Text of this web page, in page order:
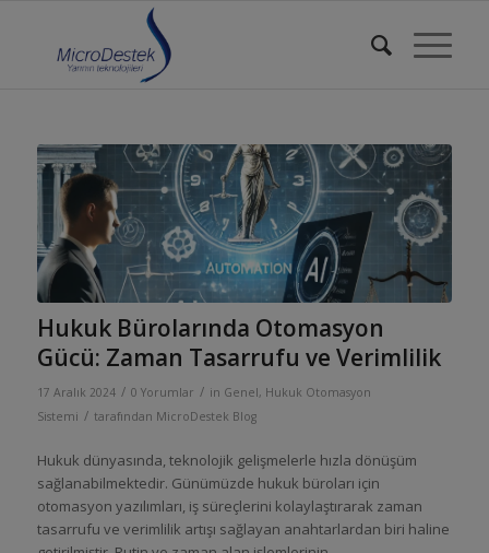
Hukuk Bürolarında Otomasyon
Gücü: Zaman Tasarrufu ve Verimlilik
17 Aralık 2024 / 0 Yorumlar / in Genel, Hukuk Otomasyon
Sistemi / tarafından MicroDestek Blog
Hukuk dünyasında, teknolojik gelişmelerle hızla dönüşüm
sağlanabilmektedir. Günümüzde hukuk büroları için
otomasyon yazılımları, iş süreçlerini kolaylaştırarak zaman
tasarrufu ve verimlilik artışı sağlayan anahtarlardan biri haline